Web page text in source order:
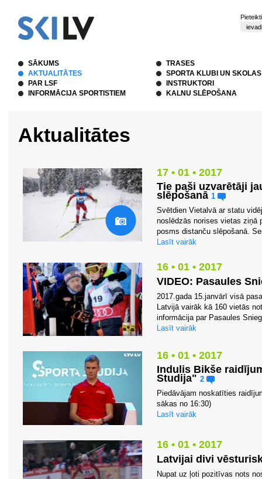
SĀKUMS
AKTUALITĀTES
PAR LSF
INFORMĀCIJA SPORTISTIEM
TRASES
SPORTA KLUBI UN SKOLAS
INSTRUKTORI
KALNU SLĒPOŠANA
Aktualitātes
17 • 01 • 2017
Tie paši uzvarētāji
slēpošanā 1
Svētdien Vietalvā ar statu
noslēdzās norises vietas ziņā
posms distanču slēpošanā.
Lasīt vairāk
16 • 01 • 2017
VIDEO: Pasaules
2017.gada 15.janvārī visā
Latvijā vairāk kā 160 vietās
informācija par Pasaules
Lasīt vairāk
16 • 01 • 2017
Indulis Bikše
Studija" 2
Piedāvājam noskatīties
sākas no 16:30)
Lasīt vairāk
16 • 01 • 2017
Latvijai divi
Nupat uz ļoti pozitīvas nots